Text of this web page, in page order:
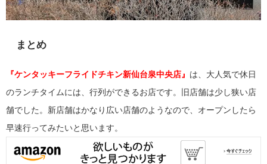
まとめ
『ケンタッキーフライドチキン新仙台泉中央店』 は、大人気で休日
のランチタイムには、行列ができるお店です。旧店舗は少し狭い店
舗でした。新店舗はかなり広い店舗のようなので、オープンしたら
早速行ってみたいと思います。